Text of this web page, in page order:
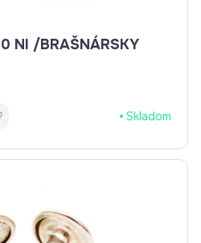
NIT DUTÝ 3,5X13 70 NI /BRAŠNÁRSKY
Skladom